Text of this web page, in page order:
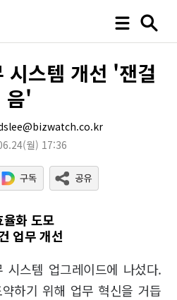
시스템 개선 '잰걸
음'
(월) 17:36
화 도모
업무 개선
시스템 업그레이드에 나섰다.
하기 위해 업무 혁신을 거듭